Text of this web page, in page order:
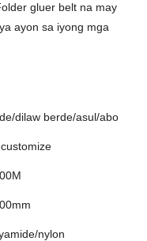
gluer belt na may
ayon sa iyong mga
dilaw berde/asul/abo
nylon